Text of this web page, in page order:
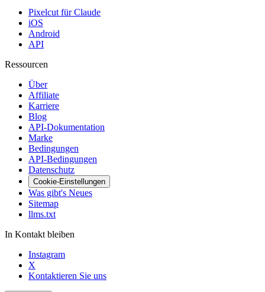
Pixelcut für Claude
iOS
Android
API
Ressourcen
Über
Affiliate
Karriere
Blog
API-Dokumentation
Marke
Bedingungen
API-Bedingungen
Datenschutz
Cookie-Einstellungen
Was gibt's Neues
Sitemap
llms.txt
In Kontakt bleiben
Instagram
X
Kontaktieren Sie uns